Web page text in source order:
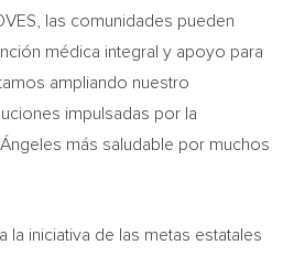
las comunidades pueden
médica integral y apoyo para
ampliando nuestro
impulsadas por la
más saludable por muchos
la iniciativa de las metas estatales